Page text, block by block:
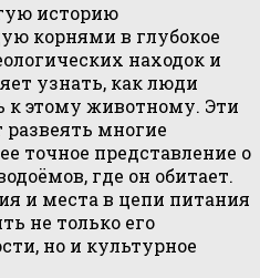
историю
корнями в глубокое
находок и
узнать, как люди
к этому животному. Эти
многие
точное представление о
где он обитает.
и места в цепи питания
не только его
но и культурное